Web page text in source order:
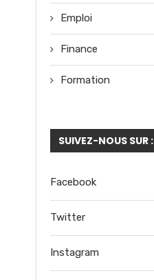
Emploi
Finance
Formation
SUIVEZ-NOUS SUR :
Facebook
Twitter
Instagram